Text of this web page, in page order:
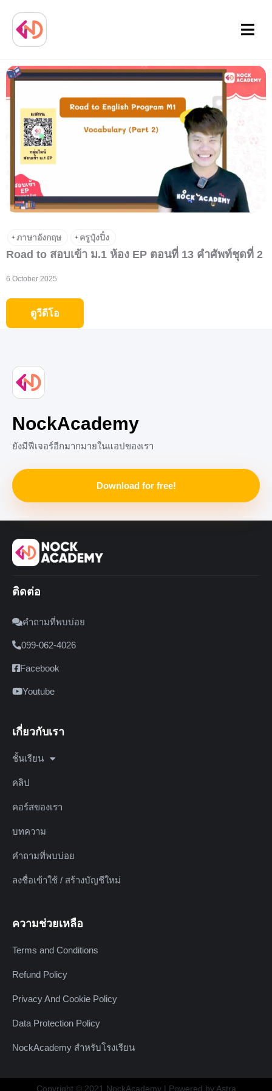
Menu
+ภาษาอังกฤษ + ครูปุ๋งปิ๋ง
Road to สอบเข้า ม.1 ห้อง EP ตอนที่ 13 คำศัพท์ชุดที่ 2
6 October 2025
ดูวีดีโอ
NockAcademy
ยังมีฟีเจอร์อีกมากมายในแอปของเรา
Download for free!
ติดต่อ
คำถามที่พบบ่อย
099-062-4026
Facebook
Youtube
เกี่ยวกับเรา
ชั้นเรียน
คลิป
คอร์สของเรา
บทความ
คำถามที่พบบ่อย
ลงชื่อเข้าใช้ / สร้างบัญชีใหม่
ความช่วยเหลือ
Terms and Conditions
Refund Policy
Privacy And Cookie Policy
Data Protection Policy
NockAcademy สำหรับโรงเรียน
Copyright © 2021 NockAcademy | Powered by Astra